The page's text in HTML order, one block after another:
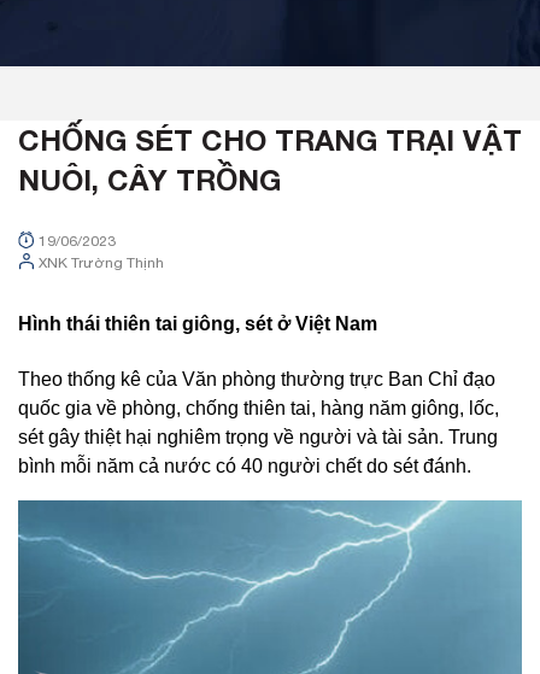
CHỐNG SÉT CHO TRANG TRẠI VẬT
NUÔI, CÂY TRỒNG
19/06/2023
XNK Trường Thịnh
Hình thái thiên tai giông, sét ở Việt Nam
Theo thống kê của Văn phòng thường trực Ban Chỉ đạo
quốc gia về phòng, chống thiên tai, hàng năm giông, lốc,
sét gây thiệt hại nghiêm trọng về người và tài sản. Trung
bình mỗi năm cả nước có 40 người chết do sét đánh.